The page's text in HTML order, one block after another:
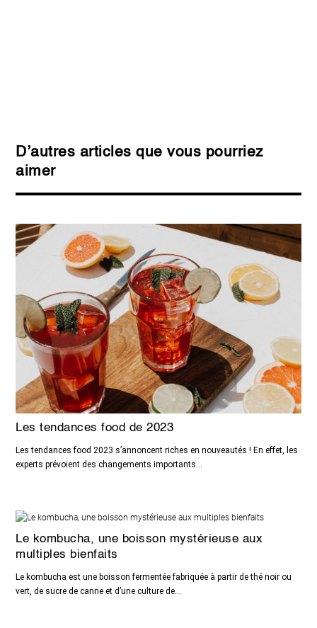
D’autres articles que vous pourriez
aimer
Les tendances food de 2023
Les tendances food 2023 s’annoncent riches en nouveautés ! En effet, les
experts prévoient des changements importants...
Le kombucha, une boisson mystérieuse aux
multiples bienfaits
Le kombucha est une boisson fermentée fabriquée à partir de thé noir ou
vert, de sucre de canne et d’une culture de...